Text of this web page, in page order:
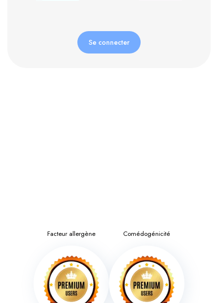
Se connecter
Facteur allergène Comédogénicité